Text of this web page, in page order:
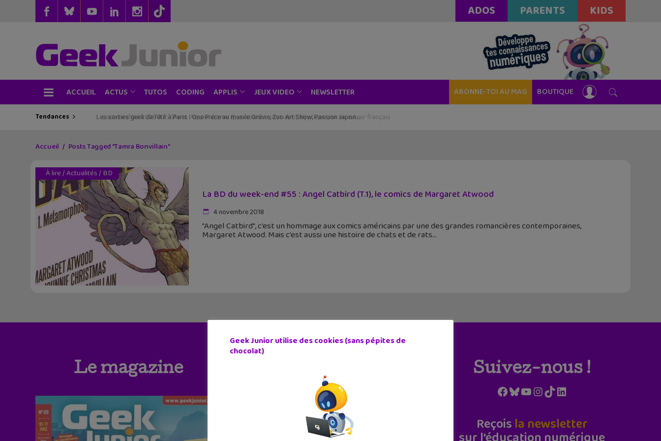
ADOS PARENTS KIDS
ACCUEIL ACTUS TUTOS CODING APPLIS JEUX VIDEO NEWSLETTER ABONNE-TOI AU MAG BOUTIQUE
Tendances Les sorties geek de l’été à Paris : One Piece au musée Grévin, Zoo Art Show, Passion Japon…
Accueil Posts Tagged "Tamra Bonvillain"
À lire/Actualités/ BD
La BD du week-end #55 : Angel Catbird (T.1), le comics de Margaret Atwood
4 novembre 2018
"Angel Catbird", c'est un hommage aux comics américains par une des grandes romancières contemporaines,
Margaret Atwood. Mais c'est aussi une histoire de chats et de rats
Le magazine Suivez-nous !
Facebook
Bluesky
YouTube
Instagram
TikTokLinkedIn
Reçois la newsletter
Geek Junior utilise des cookies (sans pépites de
chocolat)